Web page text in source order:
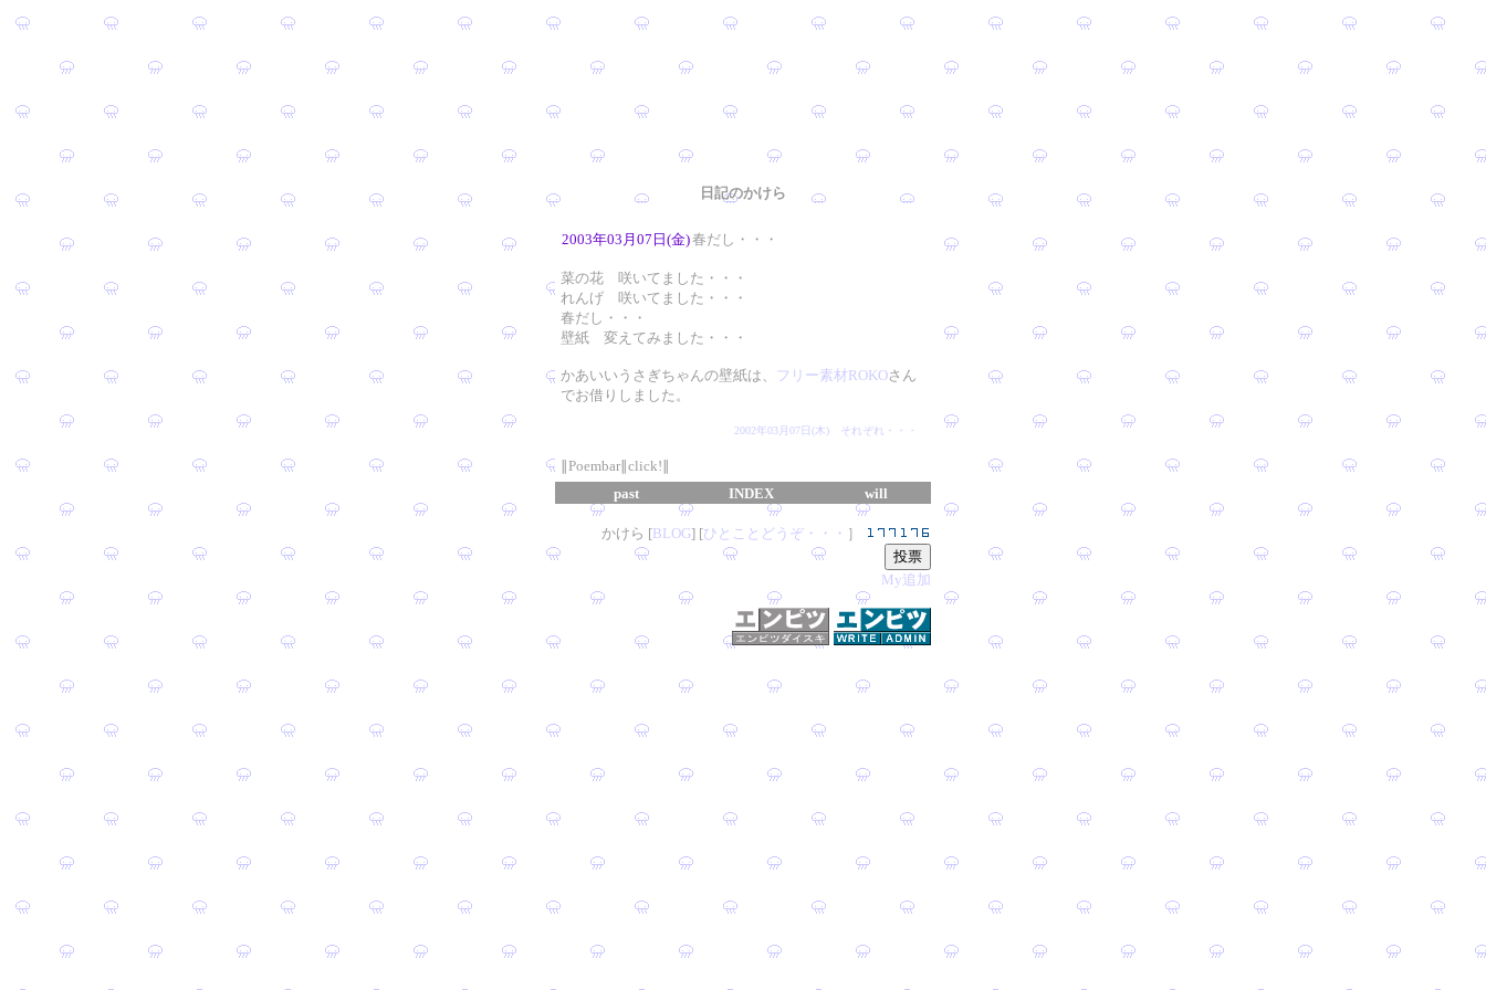
日記のかけら
2003年03月07日(金)春だし・・・
菜の花 咲いてました・・・
れんげ 咲いてました・・・
春だし・・・
壁紙 変えてみました・・・
かあいいうさぎちゃんの壁紙は、 フリー素材ROKOさん
でお借りしました。
2002年03月07日(木) それぞれ・・・
∥Poembar∥click!∥
past
INDEX will
かけら [BLOG] [ひとことどうぞ・・・ ］
My追加